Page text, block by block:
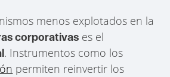
menos explotados en la
corporativas es el
. Instrumentos como los
permiten reinvertir los